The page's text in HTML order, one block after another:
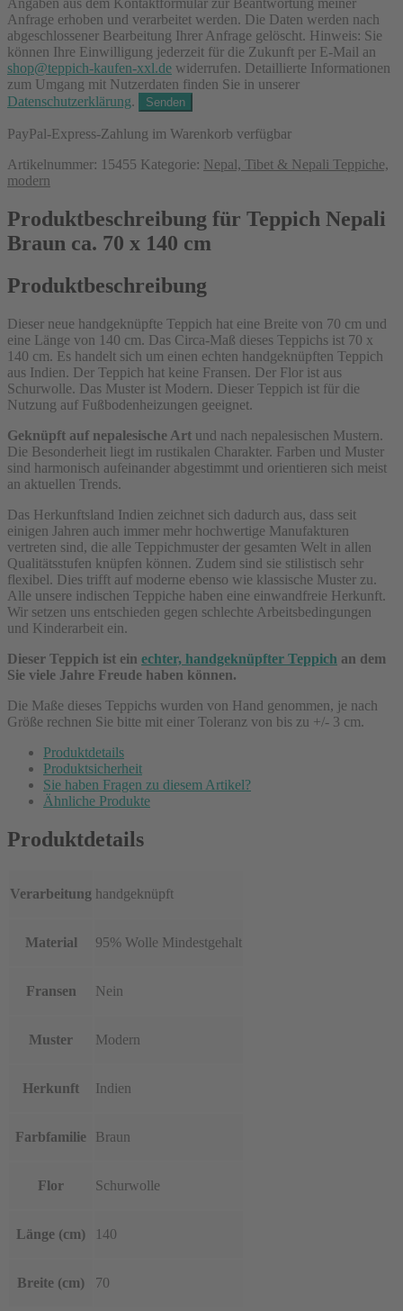
Angaben aus dem Kontaktformular zur Beantwortung meiner
Anfrage erhoben und verarbeitet werden. Die Daten werden nach
abgeschlossener Bearbeitung Ihrer Anfrage gelöscht. Hinweis: Sie
können Ihre Einwilligung jederzeit für die Zukunft per E-Mail an
shop@teppich-kaufen-xxl.de widerrufen. Detaillierte Informationen
zum Umgang mit Nutzerdaten finden Sie in unserer
Datenschutzerklärung.
PayPal-Express-Zahlung im Warenkorb verfügbar
Artikelnummer: 15455 Kategorie: Nepal, Tibet & Nepali Teppiche,
modern
Produktbeschreibung für Teppich Nepali
Braun ca. 70 x 140 cm
Produktbeschreibung
Dieser neue handgeknüpfte Teppich hat eine Breite von 70 cm und
eine Länge von 140 cm. Das Circa-Maß dieses Teppichs ist 70 x
140 cm. Es handelt sich um einen echten handgeknüpften Teppich
aus Indien. Der Teppich hat keine Fransen. Der Flor ist aus
Schurwolle. Das Muster ist Modern. Dieser Teppich ist für die
Nutzung auf Fußbodenheizungen geeignet.
Geknüpft auf nepalesische Art und nach nepalesischen Mustern.
Die Besonderheit liegt im rustikalen Charakter. Farben und Muster
sind harmonisch aufeinander abgestimmt und orientieren sich meist
an aktuellen Trends.
Das Herkunftsland Indien zeichnet sich dadurch aus, dass seit
einigen Jahren auch immer mehr hochwertige Manufakturen
vertreten sind, die alle Teppichmuster der gesamten Welt in allen
Qualitätsstufen knüpfen können. Zudem sind sie stilistisch sehr
flexibel. Dies trifft auf moderne ebenso wie klassische Muster zu.
Alle unsere indischen Teppiche haben eine einwandfreie Herkunft.
Wir setzen uns entschieden gegen schlechte Arbeitsbedingungen
und Kinderarbeit ein.
Dieser Teppich ist ein echter, handgeknüpfter Teppich an dem
Sie viele Jahre Freude haben können.
Die Maße dieses Teppichs wurden von Hand genommen, je nach
Größe rechnen Sie bitte mit einer Toleranz von bis zu +/- 3 cm.
Produktdetails
Produktsicherheit
Sie haben Fragen zu diesem Artikel?
Ähnliche Produkte
Produktdetails
Verarbeitung handgeknüpft
Material 95% Wolle Mindestgehalt
Fransen Nein
Muster Modern
Herkunft Indien
Farbfamilie Braun
Flor Schurwolle
Länge (cm) 140
Breite (cm) 70